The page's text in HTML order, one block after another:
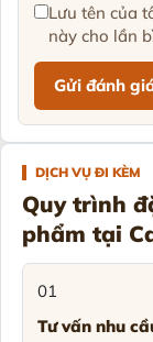
Lưu tên của
này cho lần
DỊCH VỤ ĐI KÈM
Quy trình
phẩm tại
01
Tư vấn nhu